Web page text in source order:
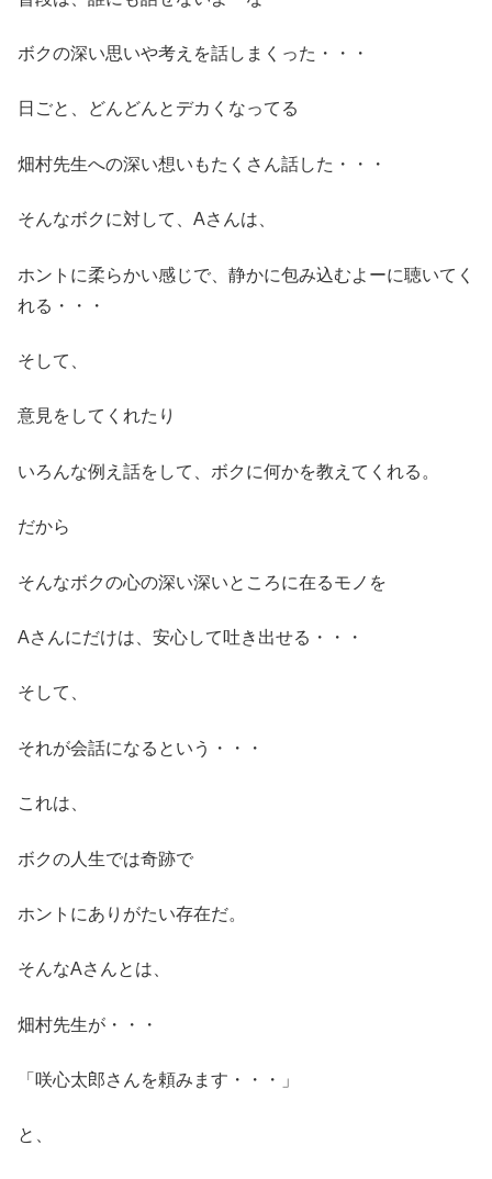
ボクの深い思いや考えを話しまくった・・・
日ごと、どんどんとデカくなってる
畑村先生への深い想いもたくさん話した・・・
そんなボクに対して、Aさんは、
ホントに柔らかい感じで、静かに包み込むよーに聴いてく
れる・・・
そして、
意見をしてくれたり
いろんな例え話をして、ボクに何かを教えてくれる。
だから
そんなボクの心の深い深いところに在るモノを
Aさんにだけは、安心して吐き出せる・・・
そして、
それが会話になるという・・・
これは、
ボクの人生では奇跡で
ホントにありがたい存在だ。
そんなAさんとは、
畑村先生が・・・
「咲心太郎さんを頼みます・・・」
と、